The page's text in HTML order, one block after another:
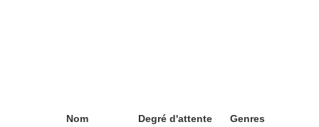
Nom Degré d'attente Genres